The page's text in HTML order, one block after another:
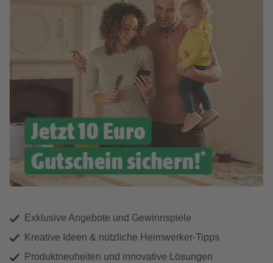
Exklusive Angebote und Gewinnspiele
Kreative Ideen & nützliche Heimwerker-Tipps
Produktneuheiten und innovative Lösungen